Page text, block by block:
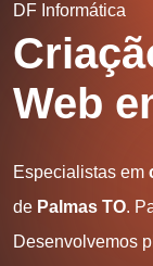
DF Informática
Web
Especialistas em
de Palmas TO.
Desenvolvemos